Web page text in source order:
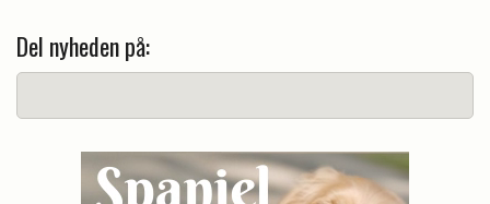
Del nyheden på: